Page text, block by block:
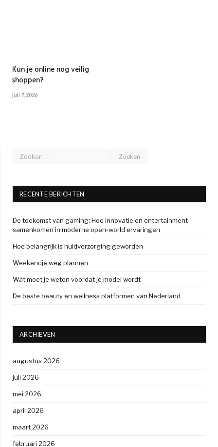
Kun je online nog veilig
shoppen?
juli 7, 2026
RECENTE BERICHTEN
De toekomst van gaming: Hoe innovatie en entertainment
samenkomen in moderne open-world ervaringen
Hoe belangrijk is huidverzorging geworden
Weekendje weg plannen
Wat moet je weten voordat je model wordt
De beste beauty en wellness platformen van Nederland
ARCHIEVEN
augustus 2026
juli 2026
mei 2026
april 2026
maart 2026
februari 2026